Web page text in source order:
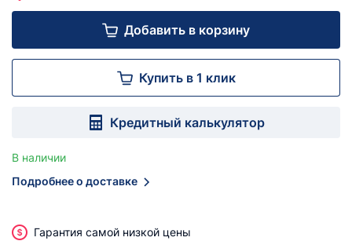
Добавить в корзину
Купить в 1 клик
Кредитный калькулятор
В наличии
Подробнее о доставке
Гарантия самой низкой цены